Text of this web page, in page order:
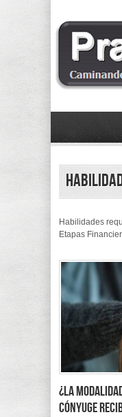
Habilidades
Etapas
¿La
cónyuge